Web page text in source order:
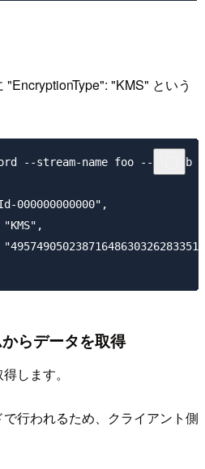
"KMS" という
--stream-name foo --data
000000000000",
"KMS",
らデータを取得
します。
行われるため、クライアント側